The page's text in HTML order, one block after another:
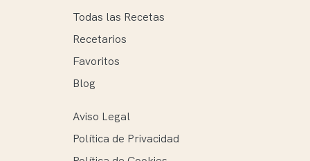
Todas las Recetas
Recetarios
Favoritos
Blog
Aviso Legal
Política de Privacidad